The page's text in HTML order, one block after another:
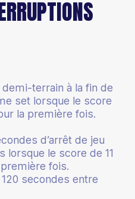
terrain à la fin de
set lorsque le score
la première fois.
d’arrêt de jeu
lorsque le score de 11
fois.
secondes entre